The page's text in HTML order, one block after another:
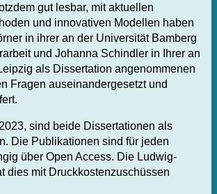
gut lesbar, mit aktuellen
und innovativen Modellen haben
in ihrer an der Universität Bamberg
und Johanna Schindler in Ihrer an
als Dissertation angenommenen
Fragen auseinandergesetzt und
sind beide Dissertationen als
Die Publikationen sind für jeden
über Open Access. Die Ludwig-
dies mit Druckkostenzuschüssen